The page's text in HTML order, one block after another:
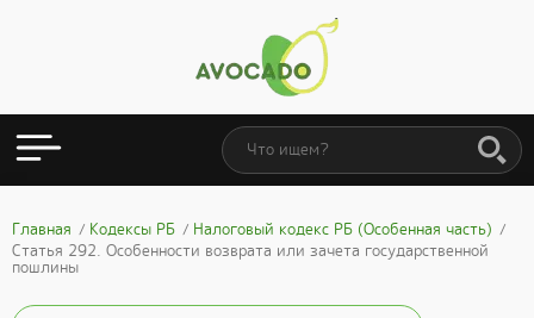
Главная Кодексы РБ
Налоговый кодекс РБ (Особенная часть)
Статья 292. Особенности возврата или зачета государственной
пошлины